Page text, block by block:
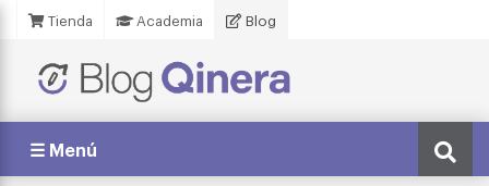
Tienda Academia Blog
☰ Menú